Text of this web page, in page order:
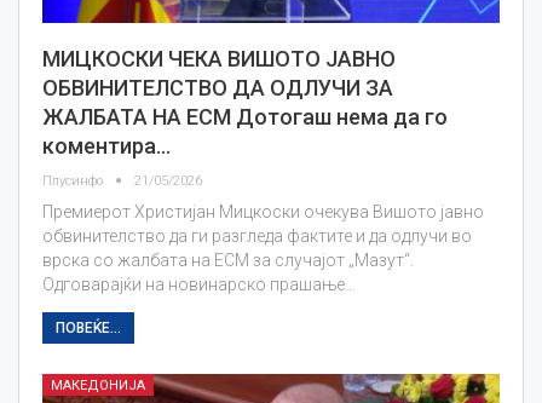
МИЦКОСКИ ЧЕКА ВИШОТО ЈАВНО
ОБВИНИТЕЛСТВО ДА ОДЛУЧИ ЗА
ЖАЛБАТА НА ЕСМ Дотогаш нема да го
коментира…
Плусинфо 21/05/2026
Премиерот Христијан Мицкоски очекува Вишото јавно
обвинителство да ги разгледа фактите и да одлучи во
врска со жалбата на ЕСМ за случајот „Мазут“.
Одговарајќи на новинарско прашање…
ПОВЕЌЕ...
МАКЕДОНИЈА